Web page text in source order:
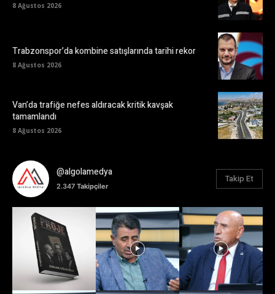
8 Ağustos 2026
Trabzonspor’da kombine satışlarında tarihi rekor
8 Ağustos 2026
Van’da trafiğe nefes aldıracak kritik kavşak
tamamlandı
8 Ağustos 2026
@algolamedya
2.347 Takipçiler
Takip Et